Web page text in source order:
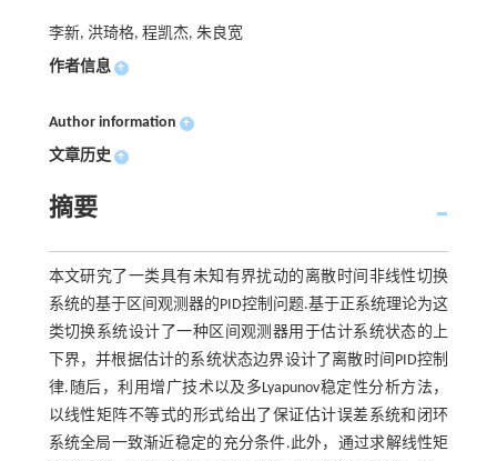
李新, 洪琦格, 程凯杰, 朱良宽
作者信息 +
Author information +
文章历史 +
摘要
本文研究了一类具有未知有界扰动的离散时间非线性切换
系统的基于区间观测器的PID控制问题.基于正系统理论为这
类切换系统设计了一种区间观测器用于估计系统状态的上
下界，并根据估计的系统状态边界设计了离散时间PID控制
律.随后，利用增广技术以及多Lyapunov稳定性分析方法，
以线性矩阵不等式的形式给出了保证估计误差系统和闭环
系统全局一致渐近稳定的充分条件.此外，通过求解线性矩